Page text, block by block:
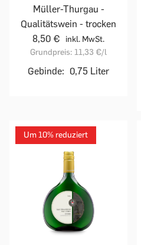
Müller-Thurgau -
Qualitätswein - trocken
8,50 €
inkl. MwSt.
Grundpreis: 11,33 €/l
Gebinde: 0,75 Liter
Um 10% reduziert